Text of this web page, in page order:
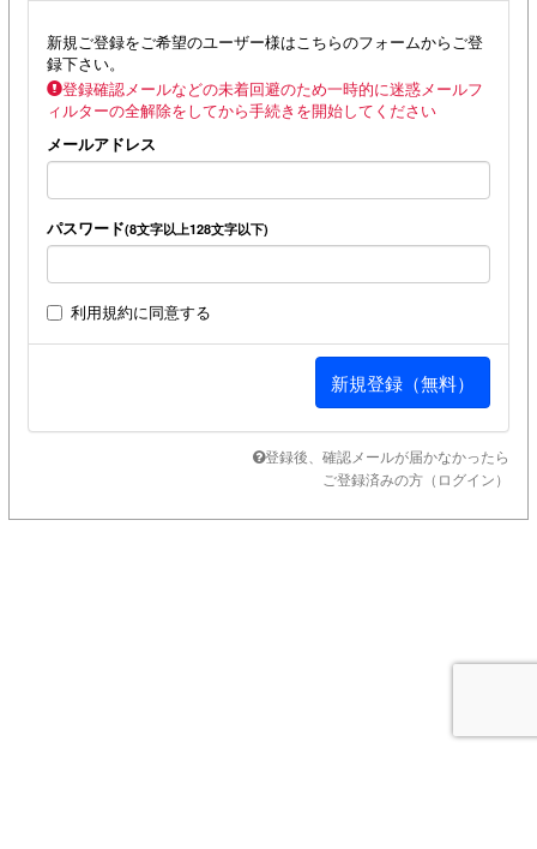
新規ご登録をご希望のユーザー様はこちらのフォームからご登
録下さい。
登録確認メールなどの未着回避のため一時的に迷惑メールフ
ィルターの全解除をしてから手続きを開始してください
メールアドレス
パスワード(8文字以上128文字以下)
利用規約に同意する
登録後、確認メールが届かなかったら
ご登録済みの方（ログイン）